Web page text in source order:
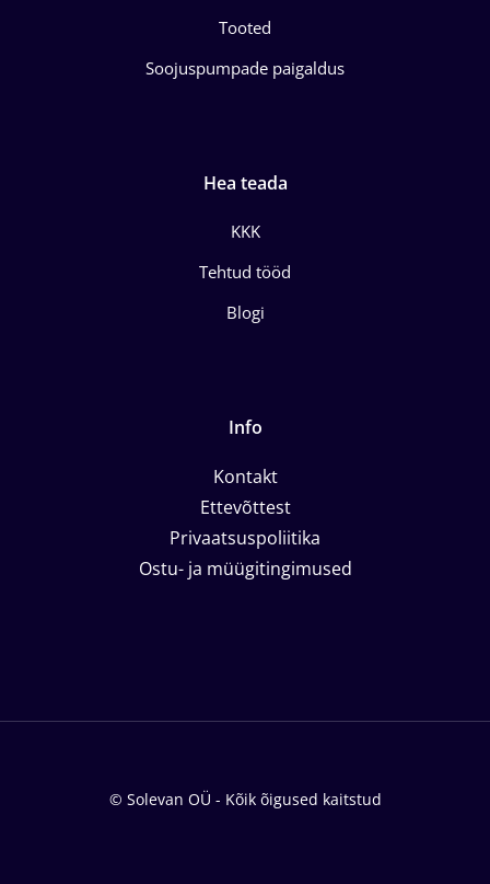
Tooted
Soojuspumpade paigaldus
Hea teada
KKK
Tehtud tööd
Blogi
Info
Kontakt
Ettevõttest
Privaatsuspoliitika
Ostu- ja müügitingimused
© Solevan OÜ - Kõik õigused kaitstud